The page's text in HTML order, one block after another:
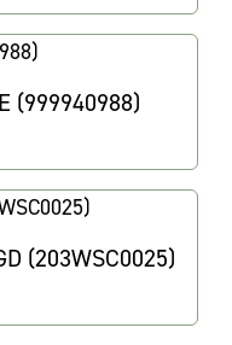
(999940988)
(203WSC0025)